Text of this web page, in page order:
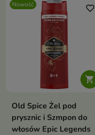
Nowość

favorite_border
Old Spice Żel pod
prysznic i Szmpon do
włosów Epic Legends